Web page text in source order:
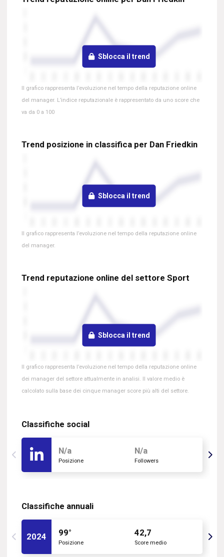
Sblocca il trend
Il grafico rappresenta l’evoluzione nel tempo della reputazione online
del manager. L’indice reputazionale è rappresentato da uno score che
va da 0 a 100
Trend posizione in classifica per Dan Friedkin
Sblocca il trend
Il grafico rappresenta l’evoluzione nel tempo della reputazione online
del manager.
Trend reputazione online del settore Sport
Sblocca il trend
Il grafico rappresenta l’evoluzione nel tempo della reputazione online
dei manager del settore attualmente in analisi. Il valore medio è
calcolato sulla base dei cinque manager score più alti del settore.
Classifiche social
N/a
Posizione
N/a
Followers
Classifiche annuali
2024 99°
Posizione
42,7
Score medio